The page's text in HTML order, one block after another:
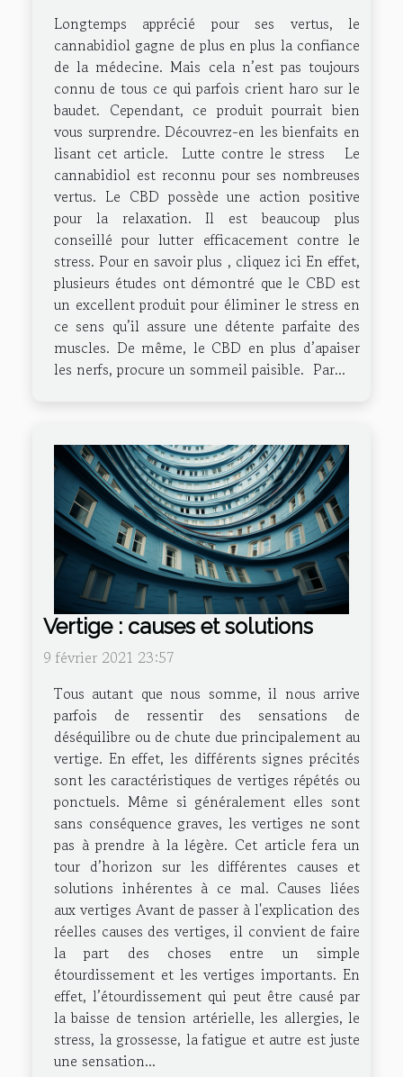
Longtemps apprécié pour ses vertus, le
cannabidiol gagne de plus en plus la confiance
de la médecine. Mais cela n’est pas toujours
connu de tous ce qui parfois crient haro sur le
baudet. Cependant, ce produit pourrait bien
vous surprendre. Découvrez-en les bienfaits en
lisant cet article. Lutte contre le stress Le
cannabidiol est reconnu pour ses nombreuses
vertus. Le CBD possède une action positive
pour la relaxation. Il est beaucoup plus
conseillé pour lutter efficacement contre le
stress. Pour en savoir plus , cliquez ici En effet,
plusieurs études ont démontré que le CBD est
un excellent produit pour éliminer le stress en
ce sens qu’il assure une détente parfaite des
muscles. De même, le CBD en plus d’apaiser
les nerfs, procure un sommeil paisible. Par...
Vertige : causes et solutions
9 février 2021 23:57
Tous autant que nous somme, il nous arrive
parfois de ressentir des sensations de
déséquilibre ou de chute due principalement au
vertige. En effet, les différents signes précités
sont les caractéristiques de vertiges répétés ou
ponctuels. Même si généralement elles sont
sans conséquence graves, les vertiges ne sont
pas à prendre à la légère. Cet article fera un
tour d’horizon sur les différentes causes et
solutions inhérentes à ce mal. Causes liées
aux vertiges Avant de passer à l'explication des
réelles causes des vertiges, il convient de faire
la part des choses entre un simple
étourdissement et les vertiges importants. En
effet, l’étourdissement qui peut être causé par
la baisse de tension artérielle, les allergies, le
stress, la grossesse, la fatigue et autre est juste
une sensation...